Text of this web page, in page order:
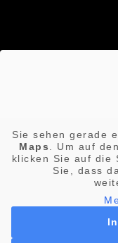
Sie sehen gerade
Maps
. Um auf
klicken Sie auf die
Sie, dass